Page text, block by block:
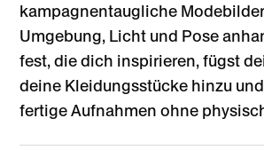
kampagnentaugliche
Umgebung, Licht und Pose
fest, die dich inspirieren, fügst
deine Kleidungsstücke hinzu
fertige Aufnahmen ohne